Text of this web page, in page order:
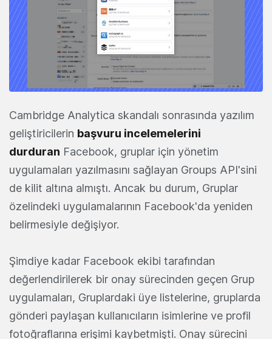
Cambridge Analytica skandalı sonrasında yazılım
geliştiricilerin başvuru incelemelerini
durduran Facebook, gruplar için yönetim
uygulamaları yazılmasını sağlayan Groups API'sini
de kilit altına almıştı. Ancak bu durum, Gruplar
özelindeki uygulamalarının Facebook'da yeniden
belirmesiyle değişiyor.
Şimdiye kadar Facebook ekibi tarafından
değerlendirilerek bir onay sürecinden geçen Grup
uygulamaları, Gruplardaki üye listelerine, gruplarda
gönderi paylaşan kullanıcıların isimlerine ve profil
fotoğraflarına erişimi kaybetmişti. Onay sürecini